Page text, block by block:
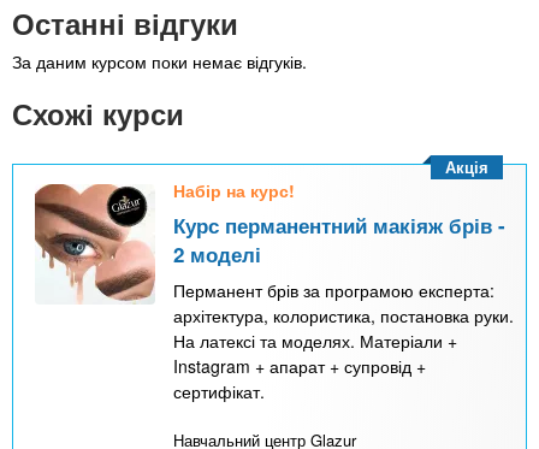
Останні відгуки
За даним курсом поки немає відгуків.
Схожі курси
Набір на курс!
Курс перманентний макіяж брів -
2 моделі
Перманент брів за програмою експерта:
архітектура, колористика, постановка руки.
На латексі та моделях. Матеріали +
Instagram + апарат + супровід +
сертифікат.
Навчальний центр Glazur
Акція